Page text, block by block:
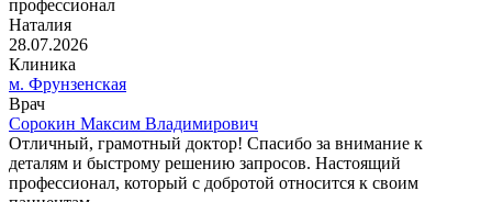
профессионал
Наталия
28.07.2026
Клиника
м. Фрунзенская
Врач
Сорокин Максим Владимирович
Отличный, грамотный доктор! Спасибо за внимание к
деталям и быстрому решению запросов. Настоящий
профессионал, который с добротой относится к своим